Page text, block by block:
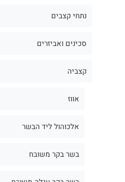
נתחי קצבים
סכינים ואביזרים
קצביה
אווז
אלכוהול ליד הבשר
בשר בקר משובח